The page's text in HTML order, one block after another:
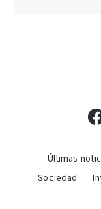
Últimas
Sociedad